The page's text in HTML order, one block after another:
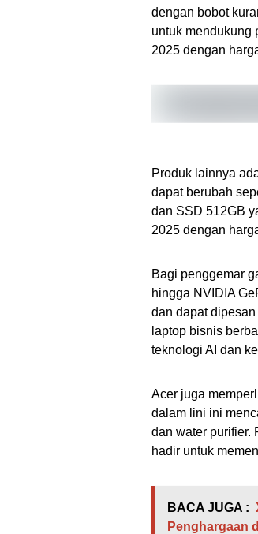
dengan bobot
untuk mendukung
2025 dengan
Produk lainnya
dapat berubah
dan SSD 512GB
2025 dengan
Bagi penggemar
hingga NVIDIA
dan dapat
laptop bisnis
teknologi AI dan
Acer juga
dalam lini ini
dan water purifier.
hadir untuk
BACA JUGA :
Penghargaan